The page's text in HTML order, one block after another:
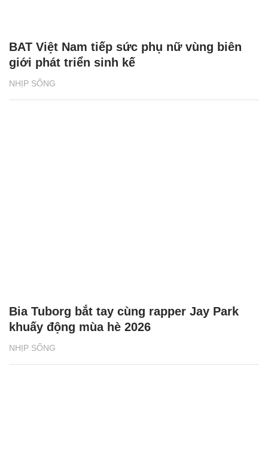
NHỊP SỐNG
BAT Việt Nam tiếp sức phụ nữ vùng biên
giới phát triển sinh kế
NHỊP SỐNG
Bia Tuborg bắt tay cùng rapper Jay Park
khuấy động mùa hè 2026